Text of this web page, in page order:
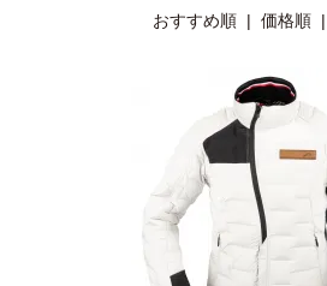
おすすめ順 | 価格順 |